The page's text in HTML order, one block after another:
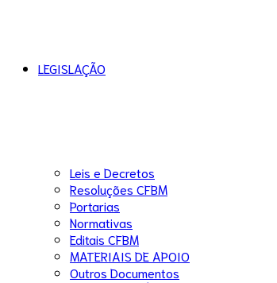
LEGISLAÇÃO
Leis e Decretos
Resoluções CFBM
Portarias
Normativas
Editais CFBM
MATERIAIS DE APOIO
Outros Documentos